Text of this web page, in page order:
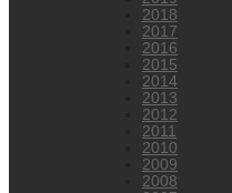
2018
2017
2016
2015
2014
2013
2012
2011
2010
2009
2008